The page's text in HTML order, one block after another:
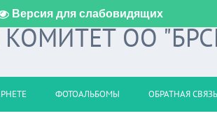
Версия для слабовидящих
ОО
ФОТОАЛЬБОМЫ ОБРАТНАЯ СВЯЗЬ